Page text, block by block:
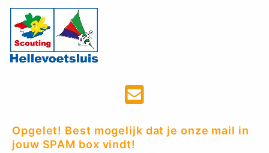
Opgelet! Best mogelijk dat je onze mail in
jouw SPAM box vindt!